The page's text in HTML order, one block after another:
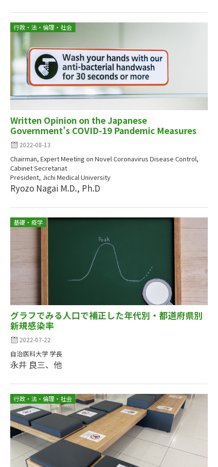
行政・法・倫理・社会
Written Opinion on the Japanese
Government’s COVID-19 Pandemic Measures
2022-08-13
Chairman, Expert Meeting on Novel Coronavirus Disease Control,
Cabinet Secretariat
President, Jichi Medical University
Ryozo Nagai M.D., Ph.D
基礎・疫学
グラフでみる人口で補正した年代別・都道府県別
新規感染率
2022-07-22
自治医科大学 学長
永井 良三、他
行政・法・倫理・社会